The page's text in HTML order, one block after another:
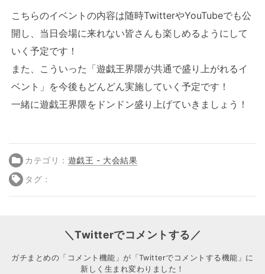
こちらのイベントの内容は随時TwitterやYouTubeでも公
開し、当日会場に来れない皆さんも楽しめるようにして
いく予定です！
また、こういった「遊戯王界隈が共通で盛り上がれるイ
ベント」を今後もどんどん実施していく予定です！
一緒に遊戯王界隈をドンドン盛り上げていきましょう！
カテゴリ： 遊戯王 - 大会結果
タグ：
＼Twitterでコメントする／
ガチまとめの「コメント機能」が「Twitterでコメントする機能」に
新しく生まれ変わりました！